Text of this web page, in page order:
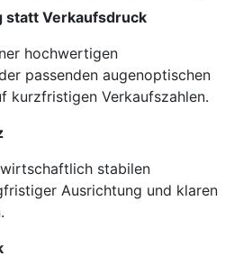
statt Verkaufsdruck
hochwertigen
passenden augenoptischen
kurzfristigen Verkaufszahlen.
stabilen
Ausrichtung und klaren